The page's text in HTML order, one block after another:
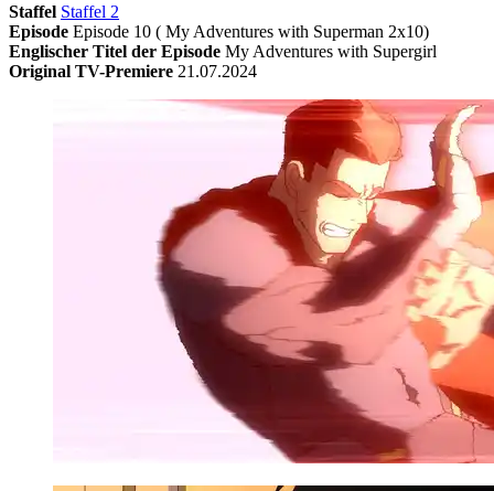
Staffel Staffel 2
Episode Episode 10 ( My Adventures with Superman 2x10)
Englischer Titel der Episode My Adventures with Supergirl
Original TV-Premiere 21.07.2024